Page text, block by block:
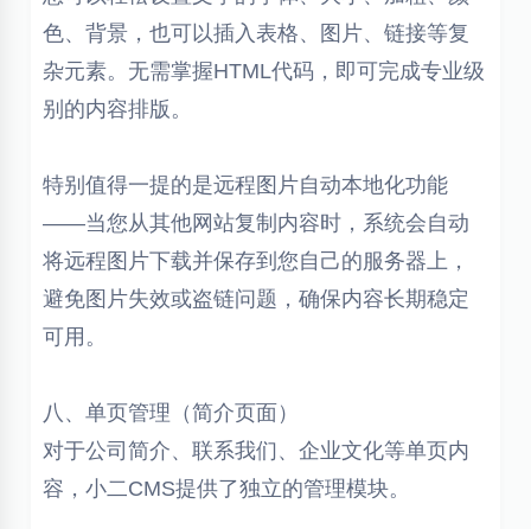
色、背景，也可以插入表格、图片、链接等复
杂元素。无需掌握HTML代码，即可完成专业级
别的内容排版。
特别值得一提的是远程图片自动本地化功能
——当您从其他网站复制内容时，系统会自动
将远程图片下载并保存到您自己的服务器上，
避免图片失效或盗链问题，确保内容长期稳定
可用。
八、单页管理（简介页面）
对于公司简介、联系我们、企业文化等单页内
容，小二CMS提供了独立的管理模块。